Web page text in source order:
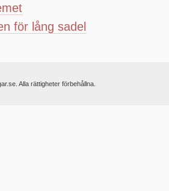
för lång sadel
Alla rättigheter förbehållna.